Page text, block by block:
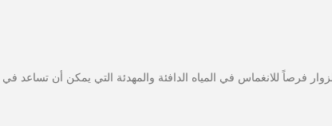
فرصاً للانغماس في المياه الدافئة والمهدئة التي يمكن أن تساعد في